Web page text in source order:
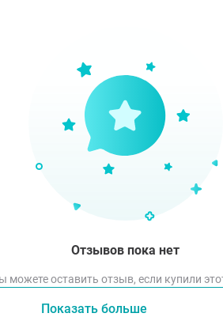
Отзывов пока нет
можете оставить отзыв, если купили
Показать больше